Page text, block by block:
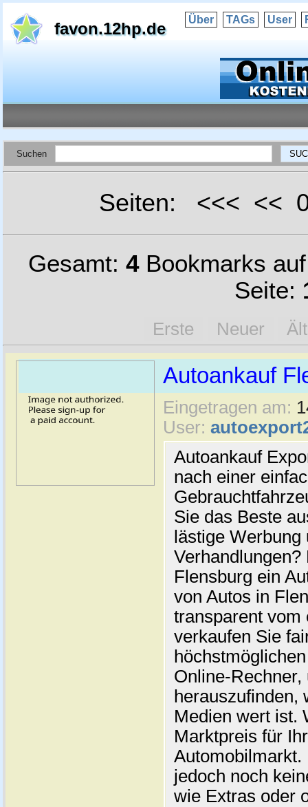
favon.12hp.de Über TAGs User
Suchen
Seiten: <<< <<
Gesamt: 4Bookmarks
Seite:
Erste Neuer
Autoankauf
Eingetragen am:
User:
Autoankauf
nach einer
Sie das Beste
lästige
Flensburg ein
von Autos in
transparent vom
verkaufen Sie
Online-
herauszufinden,
Medien wert ist.
Marktpreis für
jedoch noch
wie Extras oder